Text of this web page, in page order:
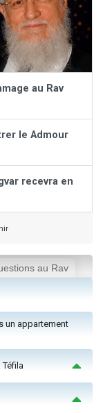
au Rav
le Admour
recevra en
au Rav
un appartement